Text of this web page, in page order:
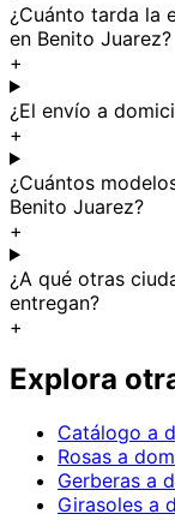
¿Cuánto tarda la
en Benito Juarez?
+
¿El envío a
+
¿Cuántos
Benito Juarez?
+
¿A qué otras
entregan?
+
Explora
Catálogo a
Rosas a
Gerberas a
Girasoles a